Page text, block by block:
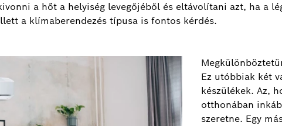
a hőt a helyiség levegőjéből és eltávolítani azt, ha a
a klímaberendezés típusa is fontos kérdés.
Ez utóbbiak két
készülékek. Az,
otthonában
szeretne. Egy